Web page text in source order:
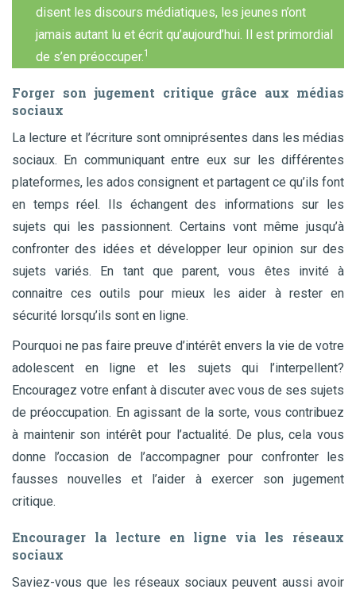
disent les discours médiatiques, les jeunes n’ont
jamais autant lu et écrit qu’aujourd’hui. Il est primordial
de s’en préoccuper. 1
Forger son jugement critique grâce aux médias
sociaux
La lecture et l’écriture sont omniprésentes dans les médias
sociaux. En communiquant entre eux sur les différentes
plateformes, les ados consignent et partagent ce qu’ils font
en temps réel. Ils échangent des informations sur les
sujets qui les passionnent. Certains vont même jusqu’à
confronter des idées et développer leur opinion sur des
sujets variés. En tant que parent, vous êtes invité à
connaitre ces outils pour mieux les aider à rester en
sécurité lorsqu’ils sont en ligne.
Pourquoi ne pas faire preuve d’intérêt envers la vie de votre
adolescent en ligne et les sujets qui l’interpellent?
Encouragez votre enfant à discuter avec vous de ses sujets
de préoccupation. En agissant de la sorte, vous contribuez
à maintenir son intérêt pour l’actualité. De plus, cela vous
donne l’occasion de l’accompagner pour confronter les
fausses nouvelles et l’aider à exercer son jugement
critique.
Encourager la lecture en ligne via les réseaux
sociaux
Saviez-vous que les réseaux sociaux peuvent aussi avoir